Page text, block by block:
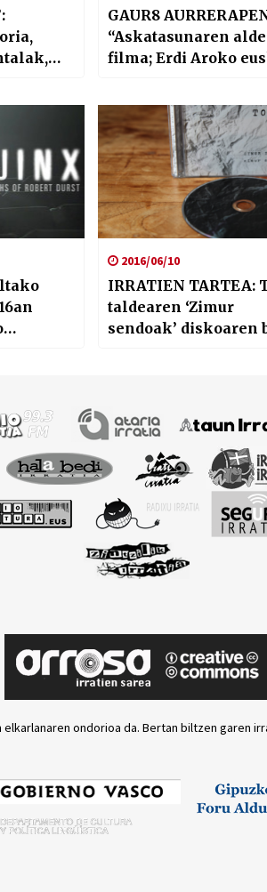
GAUR8
“Askatasunaren
filma; Erdi Aroko
zituzten burukoak;
Aingeru Mayor
2016/06/10
IRRATIEN TARTEA:
taldearen ‘Zimur
sendoak’ diskoaren
ondorioa da. Bertan biltzen garen